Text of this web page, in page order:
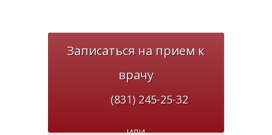
Записаться на прием к
врачу
(831) 245-25-32
ИЛИ